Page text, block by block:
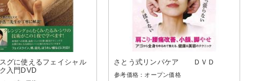
グに使えるフェイシャル
入門DVD
さとう式リンパケア ＤＶＤ
オープン価格